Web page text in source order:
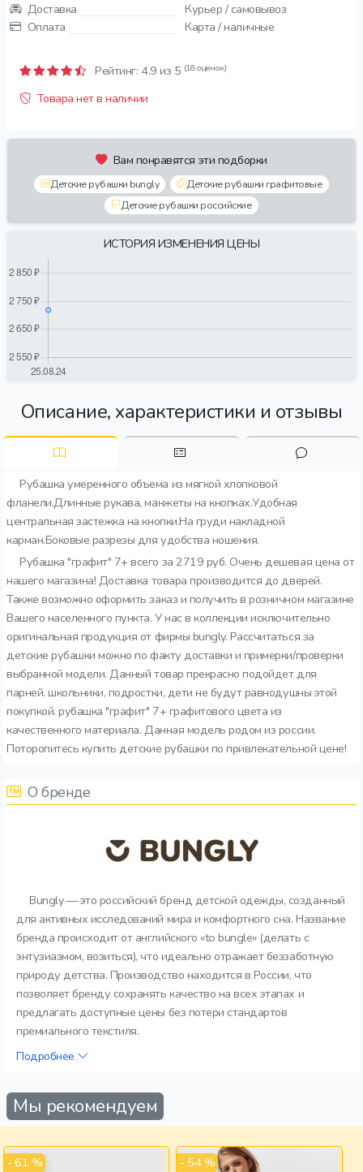
Доставка
Курьер / самовывоз
Оплата
Карта / наличные
Рейтинг: 4.9 из 5 (18 оценок)
Товара нет в наличии
Вам понравятся эти подборки
Детские рубашки bungly
Детские рубашки графитовые
Детские рубашки российские
ИСТОРИЯ ИЗМЕНЕНИЯ ЦЕНЫ
Описание, характеристики и отзывы
Рубашка умеренного объема из мягкой хлопковой
фланели.Длинные рукава, манжеты на кнопках.Удобная
центральная застежка на кнопки.На груди накладной
карман.Боковые разрезы для удобства ношения.
Рубашка "графит" 7+ всего за 2719 руб. Очень дешевая цена от
нашего магазина! Доставка товара производится до дверей.
Также возможно оформить заказ и получить в розничном магазине
Вашего населенного пункта. У нас в коллекции исключительно
оригинальная продукция от фирмы bungly. Рассчитаться за
детские рубашки можно по факту доставки и примерки/проверки
выбранной модели. Данный товар прекрасно подойдет для
парней. школьники, подростки, дети не будут равнодушны этой
покупкой. рубашка "графит" 7+ графитового цвета из
качественного материала. Данная модель родом из россии.
Поторопитесь купить детские рубашки по привлекательной цене!
О бренде
Bungly — это российский бренд детской одежды, созданный
для активных исследований мира и комфортного сна. Название
бренда происходит от английского «to bungle» (делать с
энтузиазмом, возиться), что идеально отражает беззаботную
природу детства. Производство находится в России, что
позволяет бренду сохранять качество на всех этапах и
предлагать доступные цены без потери стандартов
премиального текстиля.
Подробнее
Мы рекомендуем
- 61 % - 54 %